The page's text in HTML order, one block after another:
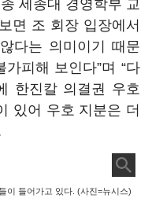
세종대 경영학부 교
면 조 회장 입장에서
다는 의미이기 때문
피해 보인다”며 “다
한진칼 의결권 우호
있어 우호 지분은 더
이 들어가고 있다. (사진=뉴시스)